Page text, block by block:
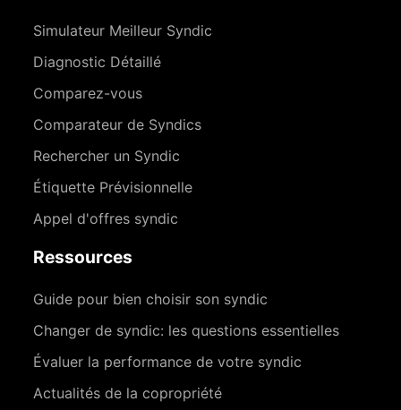
Simulateur Meilleur Syndic
Diagnostic Détaillé
Comparez-vous
Comparateur de Syndics
Rechercher un Syndic
Étiquette Prévisionnelle
Appel d'offres syndic
Ressources
Guide pour bien choisir son syndic
Changer de syndic: les questions essentielles
Évaluer la performance de votre syndic
Actualités de la copropriété